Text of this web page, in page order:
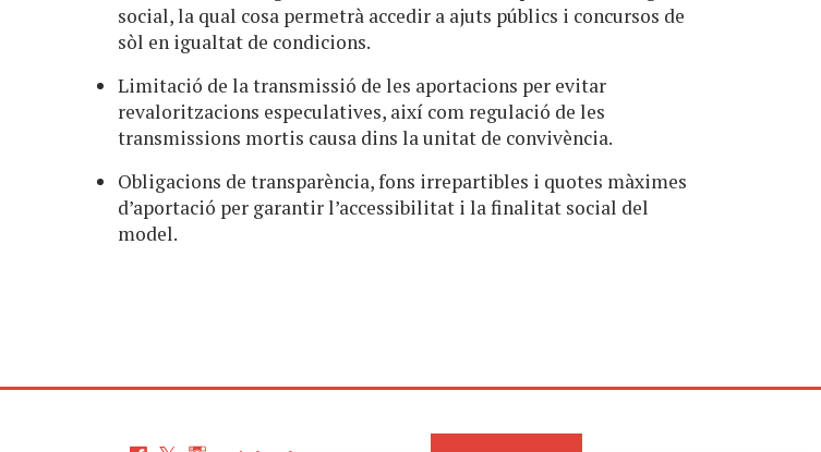
social, la qual cosa permetrà accedir a ajuts públics i concursos de
sòl en igualtat de condicions.
Limitació de la transmissió de les aportacions per evitar
revaloritzacions especulatives, així com regulació de les
transmissions mortis causa dins la unitat de convivència.
Obligacions de transparència, fons irrepartibles i quotes màximes
d’aportació per garantir l’accessibilitat i la finalitat social del
model.